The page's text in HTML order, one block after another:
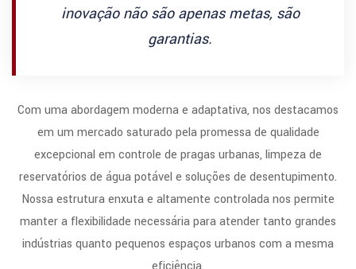
inovação não são apenas metas, são
garantias.
Com uma abordagem moderna e adaptativa, nos destacamos
em um mercado saturado pela promessa de qualidade
excepcional em controle de pragas urbanas, limpeza de
reservatórios de água potável e soluções de desentupimento.
Nossa estrutura enxuta e altamente controlada nos permite
manter a flexibilidade necessária para atender tanto grandes
indústrias quanto pequenos espaços urbanos com a mesma